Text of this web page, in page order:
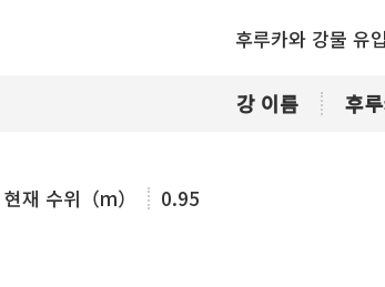
후루카와 강물 유
강 이름 후
현재 수위（m） 0.95